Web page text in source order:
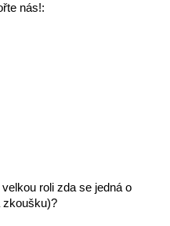
nás!:
roli zda se jedná o
zkoušku)?